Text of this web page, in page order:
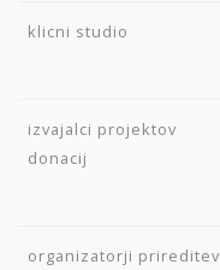
klicni studio
izvajalci projektov
donacij
organizatorji prireditev